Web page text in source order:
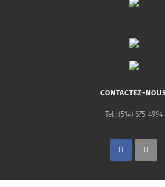
CONTACTEZ-
Tel : (514) 675-4994